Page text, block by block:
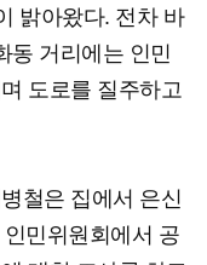
밝아왔다. 전차 바
동 거리에는 인민
도로를 질주하고
철은 집에서 은신
민위원회에서 공